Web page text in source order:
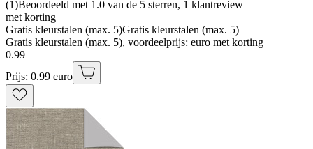
(1)Beoordeeld met 1.0 van de 5 sterren, 1 klantreview
met korting
Gratis kleurstalen (max. 5)Gratis kleurstalen (max. 5)
Gratis kleurstalen (max. 5), voordeelprijs: euro met korting
0.99
Prijs: 0.99 euro